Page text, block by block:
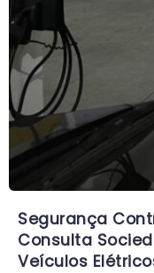
Segurança
Consulta
Veículos